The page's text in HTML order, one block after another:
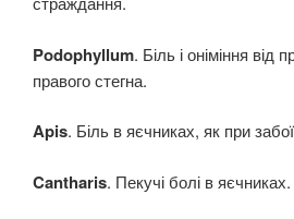
Podophyllum. Біль і оніміння від
правого стегна.
Apis. Біль в яєчниках, як при
Cantharis. Пекучі болі в яєчниках.